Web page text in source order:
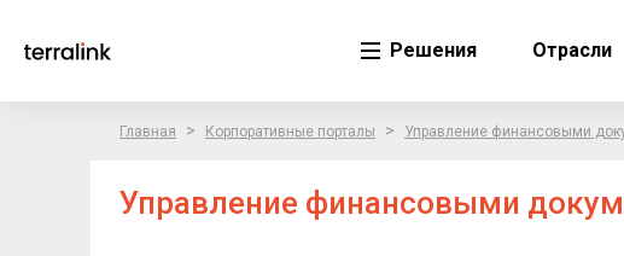
Решения Отрасли
Главная > Корпоративные порталы > Управление финансовыми
Управление финансовыми